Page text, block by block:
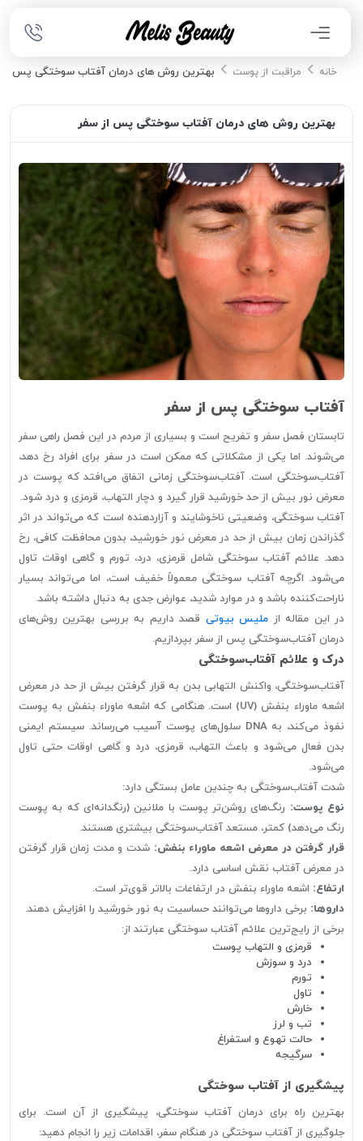
خانه مراقبت از پوست بهترین روش های درمان آفتاب سوختگی پس
بهترین روش های درمان آفتاب سوختگی پس از سفر
آفتاب سوختگی پس از سفر
تابستان فصل سفر و تفریح است و بسیاری از مردم در این فصل راهی سفر
می‌شوند. اما یکی از مشکلاتی که ممکن است در سفر برای افراد رخ دهد،
آفتاب‌سوختگی است. آفتاب‌سوختگی زمانی اتفاق می‌افتد که پوست در
معرض نور بیش از حد خورشید قرار گیرد و دچار التهاب، قرمزی و درد شود.
آفتاب سوختگی، وضعیتی ناخوشایند و آزاردهنده است که می‌تواند در اثر
گذراندن زمان بیش از حد در معرض نور خورشید، بدون محافظت کافی، رخ
دهد. علائم آفتاب سوختگی شامل قرمزی، درد، تورم و گاهی اوقات تاول
می‌شود. اگرچه آفتاب سوختگی معمولاً خفیف است، اما می‌تواند بسیار
ناراحت‌کننده باشد و در موارد شدید، عوارض جدی به دنبال داشته باشد.
در این مقاله از ملیس بیوتی قصد داریم به بررسی بهترین روش‌های
درمان آفتاب‌سوختگی پس از سفر بپردازیم.
درک و علائم آفتاب‌سوختگی
آفتاب‌سوختگی، واکنش التهابی بدن به قرار گرفتن بیش از حد در معرض
اشعه ماوراء بنفش (UV) است. هنگامی که اشعه ماوراء بنفش به پوست
نفوذ می‌کند، به DNA سلول‌های پوست آسیب می‌رساند. سیستم ایمنی
بدن فعال می‌شود و باعث التهاب، قرمزی، درد و گاهی اوقات حتی تاول
می‌شود.
شدت آفتاب‌سوختگی به چندین عامل بستگی دارد:
نوع پوست: رنگ‌های روشن‌تر پوست با ملانین (رنگدانه‌ای که به پوست
رنگ می‌دهد) کمتر، مستعد آفتاب‌سوختگی بیشتری هستند.
قرار گرفتن در معرض اشعه ماوراء بنفش: شدت و مدت زمان قرار گرفتن
در معرض آفتاب نقش اساسی دارد.
ارتفاع: اشعه ماوراء بنفش در ارتفاعات بالاتر قوی‌تر است.
داروها: برخی داروها می‌توانند حساسیت به نور خورشید را افزایش دهند.
برخی از رایج‌ترین علائم آفتاب سوختگی عبارتند از:
قرمزی و التهاب پوست
درد و سوزش
تورم
تاول
خارش
تب و لرز
حالت تهوع و استفراغ
سرگیجه
پیشگیری از آفتاب سوختگی
بهترین راه برای درمان آفتاب سوختگی، پیشگیری از آن است. برای
جلوگیری از آفتاب سوختگی در هنگام سفر، اقدامات زیر را انجام دهید: